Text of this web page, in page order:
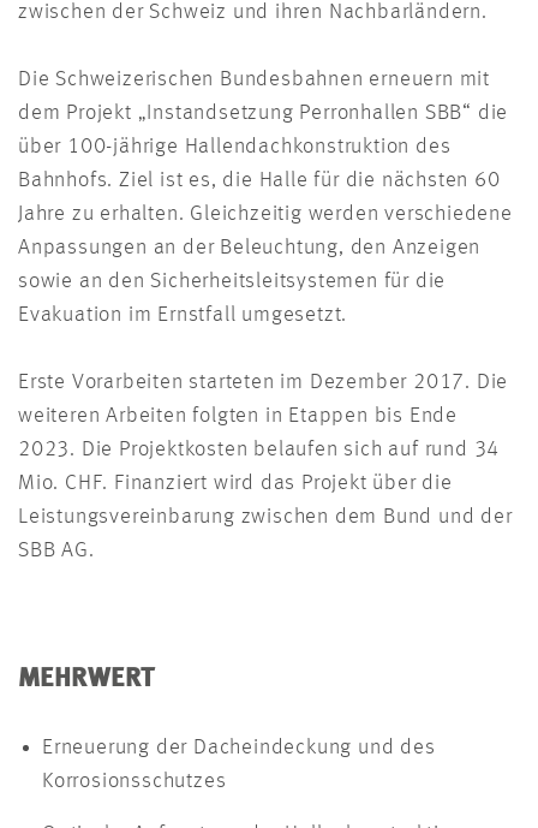
zwischen der Schweiz und ihren Nachbarländern.
Die Schweizerischen Bundesbahnen erneuern mit
dem Projekt „Instandsetzung Perronhallen SBB“ die
über 100-jährige Hallendachkonstruktion des
Bahnhofs. Ziel ist es, die Halle für die nächsten 60
Jahre zu erhalten. Gleichzeitig werden verschiedene
Anpassungen an der Beleuchtung, den Anzeigen
sowie an den Sicherheitsleitsystemen für die
Evakuation im Ernstfall umgesetzt.
Erste Vorarbeiten starteten im Dezember 2017. Die
weiteren Arbeiten folgten in Etappen bis Ende
2023. Die Projektkosten belaufen sich auf rund 34
Mio. CHF. Finanziert wird das Projekt über die
Leistungsvereinbarung zwischen dem Bund und der
SBB AG.
MEHRWERT
Erneuerung der Dacheindeckung und des
Korrosionsschutzes